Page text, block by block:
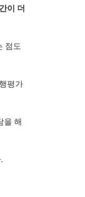
이 더
점도
평가
을 해